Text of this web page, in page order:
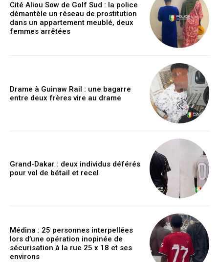
Cité Aliou Sow de Golf Sud : la police
démantèle un réseau de prostitution
dans un appartement meublé, deux
femmes arrêtées
Drame à Guinaw Rail : une bagarre
entre deux frères vire au drame
Grand-Dakar : deux individus déférés
pour vol de bétail et recel
Médina : 25 personnes interpellées
lors d’une opération inopinée de
sécurisation à la rue 25 x 18 et ses
environs